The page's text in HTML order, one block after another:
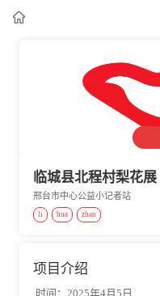

临城县北程村梨花展
邢台市中心公益小记者站
li hua zhan
项目介绍
时间：2025年4月5日